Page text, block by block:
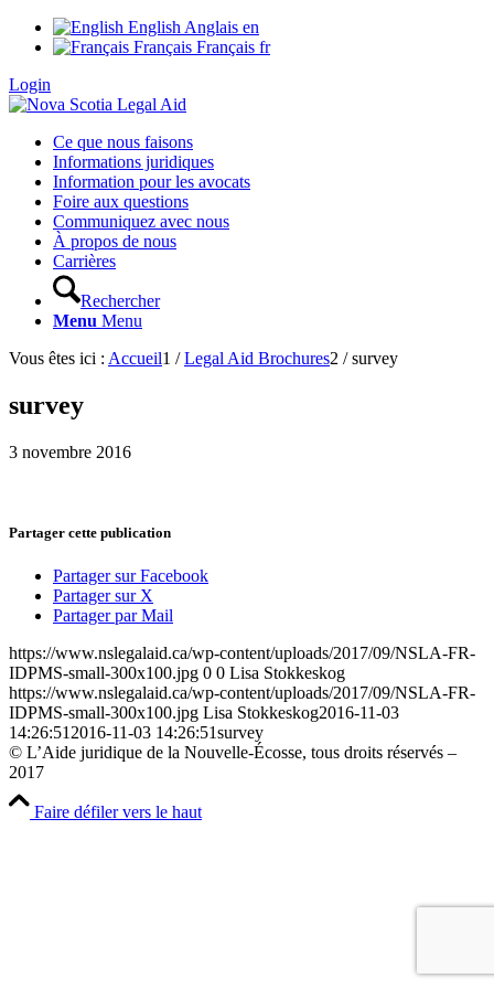
English Anglais en
Français Français fr
Login
Ce que nous faisons
Informations juridiques
Information pour les avocats
Foire aux questions
Communiquez avec nous
À propos de nous
Carrières
Rechercher
Menu Menu
Vous êtes ici : Accueil1 / Legal Aid Brochures2 / survey
survey
3 novembre 2016
Partager cette publication
Partager sur Facebook
Partager sur X
Partager par Mail
https://www.nslegalaid.ca/wp-content/uploads/2017/09/NSLA-FR-
IDPMS-small-300x100.jpg 0 0 Lisa Stokkeskog
https://www.nslegalaid.ca/wp-content/uploads/2017/09/NSLA-FR-
IDPMS-small-300x100.jpg Lisa Stokkeskog2016-11-03
14:26:51 2016-11-03 14:26:51survey
© L’Aide juridique de la Nouvelle-Écosse, tous droits réservés –
2017
Faire défiler vers le haut